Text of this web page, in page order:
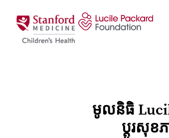
មូលនិធិ
ប្តូរសុខ